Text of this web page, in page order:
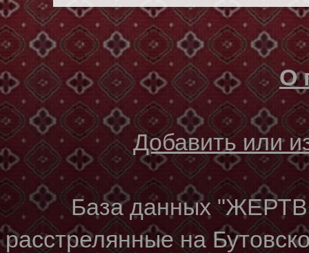
О
Добавить или
База данных
расстрелянные на